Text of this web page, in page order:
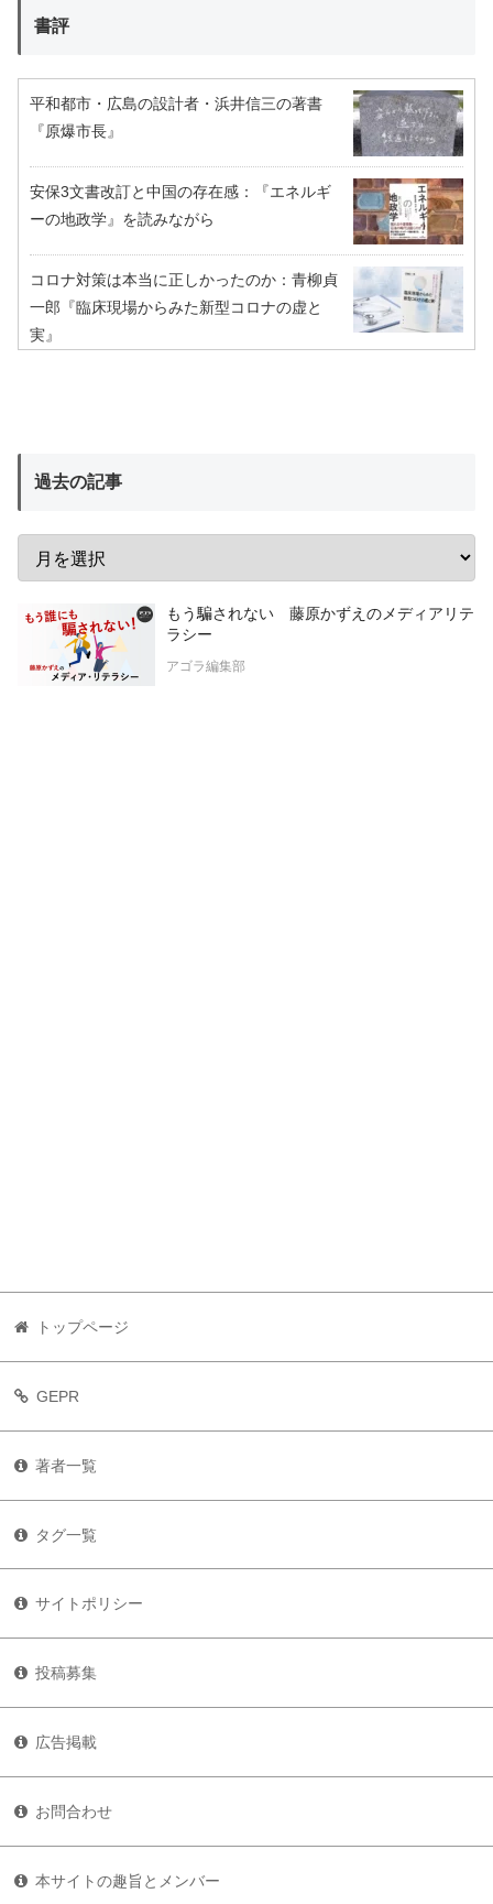
書評
平和都市・広島の設計者・浜井信三の著書
『原爆市長』
安保3文書改訂と中国の存在感：『エネルギ
ーの地政学』を読みながら
コロナ対策は本当に正しかったのか：青柳貞
一郎『臨床現場からみた新型コロナの虚と
実』
過去の記事
もう騙されない 藤原かずえのメディアリテ
ラシー
アゴラ編集部
トップページ
GEPR
著者一覧
タグ一覧
サイトポリシー
投稿募集
広告掲載
お問合わせ
本サイトの趣旨とメンバー